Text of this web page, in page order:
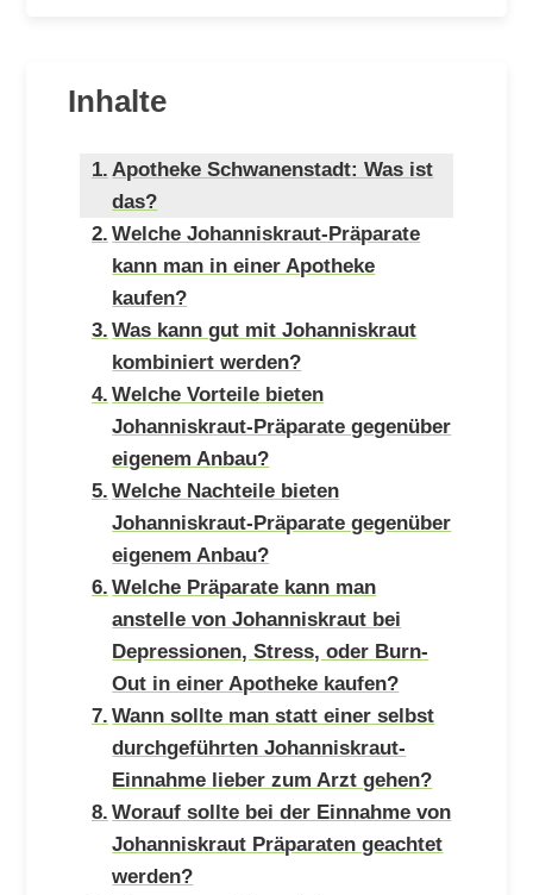
Inhalte
Apotheke Schwanenstadt: Was ist
das?
Welche Johanniskraut-Präparate
kann man in einer Apotheke
kaufen?
Was kann gut mit Johanniskraut
kombiniert werden?
Welche Vorteile bieten
Johanniskraut-Präparate gegenüber
eigenem Anbau?
Welche Nachteile bieten
Johanniskraut-Präparate gegenüber
eigenem Anbau?
Welche Präparate kann man
anstelle von Johanniskraut bei
Depressionen, Stress, oder Burn-
Out in einer Apotheke kaufen?
Wann sollte man statt einer selbst
durchgeführten Johanniskraut-
Einnahme lieber zum Arzt gehen?
Worauf sollte bei der Einnahme von
Johanniskraut Präparaten geachtet
werden?